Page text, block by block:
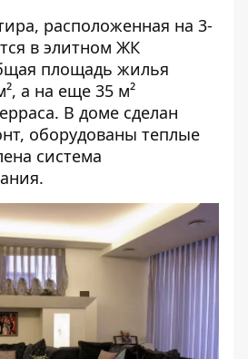
расположенная на 3-
в элитном ЖК
площадь жилья
а на еще 35 м²
В доме сделан
оборудованы теплые
система